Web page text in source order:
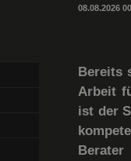
08.08.2026
Bereits
Arbeit
ist der